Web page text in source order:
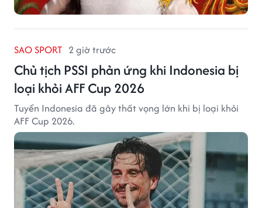
SAO SPORT 2 giờ trước
Chủ tịch PSSI phản ứng khi Indonesia bị
loại khỏi AFF Cup 2026
Tuyển Indonesia đã gây thất vọng lớn khi bị loại khỏi
AFF Cup 2026.